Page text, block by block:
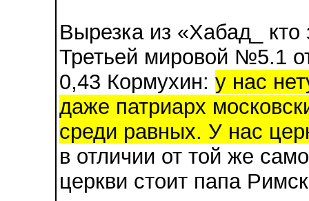
Вырезка из «Хабад_ кто
Третьей мировой №5.1
0,43 Кормухин: у нас
даже патриарх
среди равных. У нас
в отличии от той же
церкви стоит папа